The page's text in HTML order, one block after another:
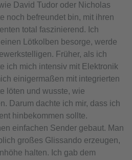
David Tudor oder Nicholas
noch befreundet bin, mit ihren
total faszinierend. Ich
Lötkolben besorge, werde
Früher, als ich
ich mich intensiv mit Elektronik
einigermaßen mit integrierten
löten und wusste, wie
Darum dachte ich mir, dass ich
hinbekommen sollte.
einfachen Sender gebaut. Man
großes Glissando erzeugen,
halten. Ich gab dem